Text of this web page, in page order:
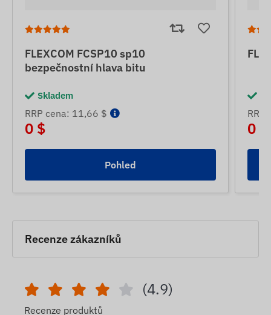
FLEXCOM FCSP10 sp10
bezpečnostní hlava bitu
Skladem
RRP cena: 11,66 $
0 $
Pohled
RRP
0 $
Recenze zákazníků
(4.9)
Recenze produktů